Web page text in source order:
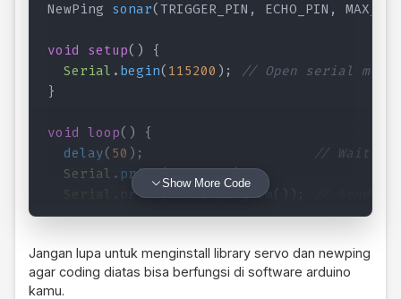
NewPing sonar(TRIGGER_PIN , ECHO_PIN ,
void setup( )
{
Serial . begin( 115200 ) ;
// Open serial
}
void loop( )
{
delay( 50 ) ;
// Wait
Serial . print("Ping: ");
Serial
print(sonar.ping_cm
Serial.println("cm");
Show More Code
Jangan lupa untuk menginstall library servo dan newping
agar coding diatas bisa berfungsi di software arduino
kamu.